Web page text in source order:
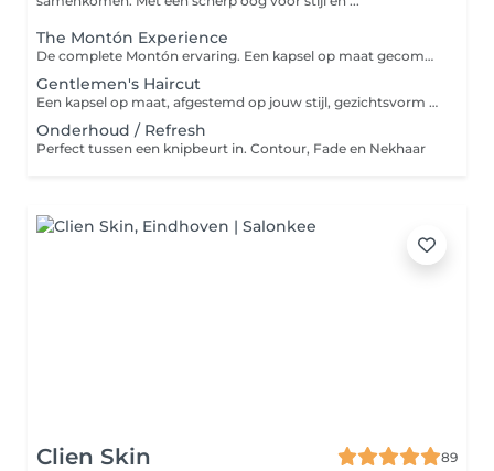
The Montón Experience
De complete Montón ervaring. Een kapsel op maat gecombineerd met een perfect in model gebrachte baard, afgewerkt met maximale precisie en oog voor detail.
Gentlemen's Haircut
Een kapsel op maat, afgestemd op jouw stijl, gezichtsvorm en uitstraling. Afgewerkt met precisie en oog voor detail.
Onderhoud / Refresh
Perfect tussen een knipbeurt in. Contour, Fade en Nekhaar
Clien Skin
89